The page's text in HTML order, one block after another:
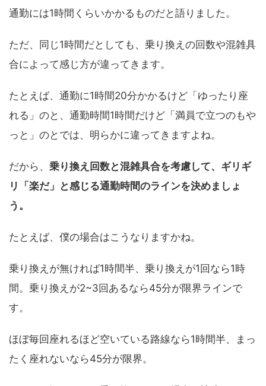
通勤には1時間くらいかかるものだと語りました。
ただ、同じ1時間だとしても、乗り換えの回数や混雑具
合によって感じ方が違ってきます。
たとえば、通勤に1時間20分かかるけど「ゆったり座
れる」のと、通勤時間1時間だけど「満員で立つのもや
っと」のとでは、明らかに違ってきますよね。
だから、 乗り換え回数と混雑具合を考慮して、ギリギ
リ「楽だ」と感じる通勤時間のラインを決めましょ
う。
たとえば、僕の場合はこうなりますかね。
乗り換えが無ければ1時間半、乗り換えが1回なら1時
間。乗り換えが2~3回あるなら45分が限界ラインで
す。
ほぼ毎回座れるほど空いている路線なら1時間半、まっ
たく座れないなら45分が限界。